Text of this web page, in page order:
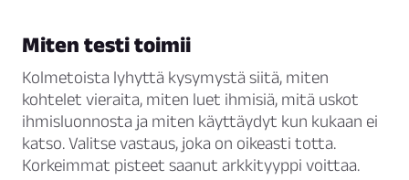
Miten testi toimii
Kolmetoista lyhyttä kysymystä siitä, miten
kohtelet vieraita, miten luet ihmisiä, mitä uskot
ihmisluonnosta ja miten käyttäydyt kun kukaan ei
katso. Valitse vastaus, joka on oikeasti totta.
Korkeimmat pisteet saanut arkkityyppi voittaa.